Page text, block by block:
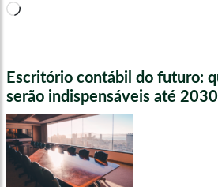
Carregando...
Escritório contábil do futuro:
serão indispensáveis até 2030